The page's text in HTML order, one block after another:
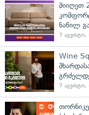
მიიღეთ
ნაწილ
7
Wine
7